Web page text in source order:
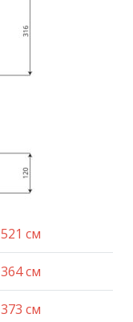
521 см
364 см
373 см